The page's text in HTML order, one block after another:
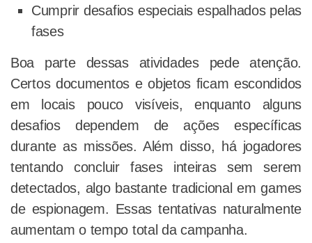
Cumprir desafios especiais espalhados pelas
fases
Boa parte dessas atividades pede atenção.
Certos documentos e objetos ficam escondidos
em locais pouco visíveis, enquanto alguns
desafios dependem de ações específicas
durante as missões. Além disso, há jogadores
tentando concluir fases inteiras sem serem
detectados, algo bastante tradicional em games
de espionagem. Essas tentativas naturalmente
aumentam o tempo total da campanha.